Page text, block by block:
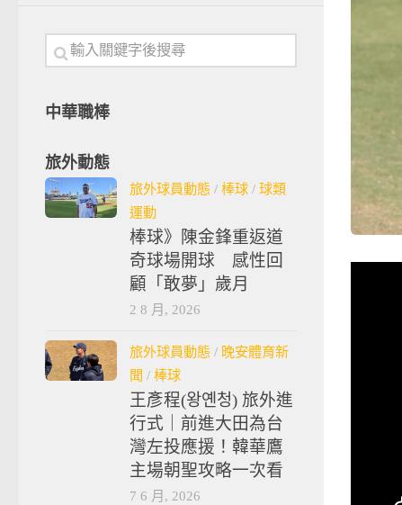
中華職棒
旅外動態
旅外球員動態 / 棒球 / 球類
運動
棒球》陳金鋒重返道
奇球場開球 感性回
顧「敢夢」歲月
2 8 月, 2026
旅外球員動態 / 晚安體育新
聞 / 棒球
王彥程(왕옌청) 旅外進
行式｜前進大田為台
灣左投應援！韓華鷹
主場朝聖攻略一次看
7 6 月, 2026